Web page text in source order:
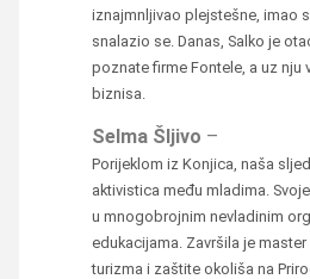
iznajmnljivao plejstešne, imao
snalazio se. Danas, Salko je
poznate firme Fontele, a uz nju
biznisa.
Selma Šljivo –
Porijeklom iz Konjica, naša
aktivistica među mladima.
u mnogobrojnim nevladinim
edukacijama. Završila je
turizma i zaštite okoliša na